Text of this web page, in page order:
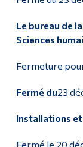
Le bureau de
Sciences
Fermeture
Fermé du23
Installations
Fermé le 20